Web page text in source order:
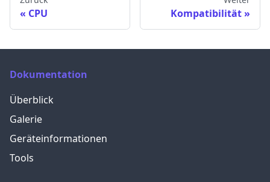
CPU Kompatibilität
Dokumentation
Überblick
Galerie
Geräteinformationen
Tools